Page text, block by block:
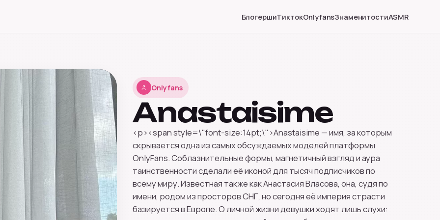
БлогершиТиктокOnlyfansЗнаменитостиASMR
Onlyfans
Anastaisime
<p><span style=\"font-size:14pt;\">Anastaisime — имя, за которым
скрывается одна из самых обсуждаемых моделей платформы
OnlyFans. Соблазнительные формы, магнетичный взгляд и аура
таинственности сделали её иконой для тысяч подписчиков по
всему миру. Известная также как Анастасия Власова, она, судя по
имени, родом из просторов СНГ, но сегодня её империя страсти
базируется в Европе. О личной жизни девушки ходят лишь слухи: